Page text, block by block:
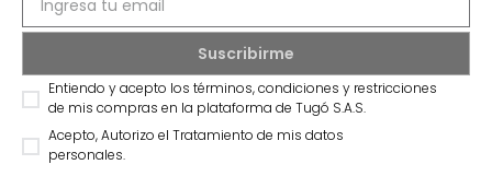
Entiendo y acepto los términos, condiciones y restricciones
de mis compras en la plataforma de Tugó S.A.S.
Acepto, Autorizo el Tratamiento de mis datos
personales.